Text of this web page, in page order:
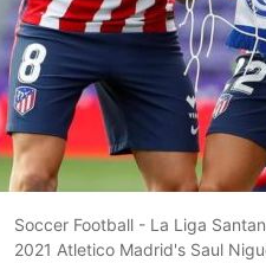
Soccer Football - La Liga
2021 Atletico Madrid's Saul